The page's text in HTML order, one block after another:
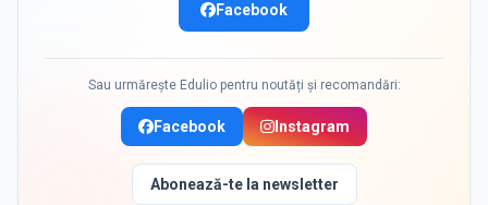
Facebook
Sau urmărește Edulio pentru noutăți și recomandări:
Facebook Instagram
Abonează-te la newsletter